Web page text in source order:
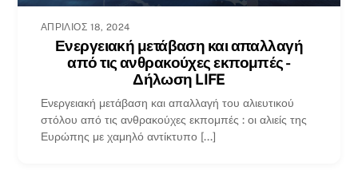
ΑΠΡΊΛΙΟΣ 18, 2024
Ενεργειακή μετάβαση και απαλλαγή
από τις ανθρακούχες εκπομπές -
Δήλωση LIFE
Ενεργειακή μετάβαση και απαλλαγή του αλιευτικού
στόλου από τις ανθρακούχες εκπομπές : οι αλιείς της
Ευρώπης με χαμηλό αντίκτυπο [...]